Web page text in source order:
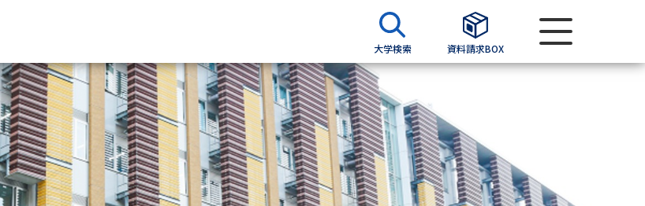
大学検索 資料請求BOX
資料請求 資料検索
大学・短大の資料種類から請求
大学パンフ
学部・学科パンフ